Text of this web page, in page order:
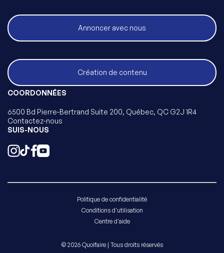
Annoncer avec nous
Création de contenu
COORDONNÉES
6500 Bd Pierre-Bertrand Suite 200, Québec, QC G2J 1R4
Contactez-nous
SUIS-NOUS
Politique de confidentialité
Conditions d'utilisation
Centre d'aide
© 2026 Quoifaire | Tous droits réservés